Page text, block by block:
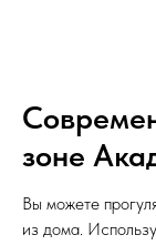
зоне
Вы можете
из дома.